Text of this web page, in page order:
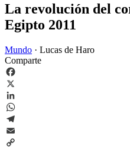
La revolución del
Egipto 2011
Mundo · Lucas de Haro
Comparte
Facebook
X
LinkedIn
WhatsApp
Telegram
Email